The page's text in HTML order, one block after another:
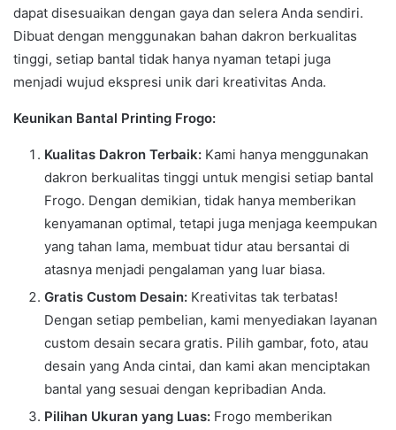
dapat disesuaikan dengan gaya dan selera Anda sendiri.
Dibuat dengan menggunakan bahan dakron berkualitas
tinggi, setiap bantal tidak hanya nyaman tetapi juga
menjadi wujud ekspresi unik dari kreativitas Anda.
Keunikan Bantal Printing Frogo:
Kualitas Dakron Terbaik: Kami hanya menggunakan
dakron berkualitas tinggi untuk mengisi setiap bantal
Frogo. Dengan demikian, tidak hanya memberikan
kenyamanan optimal, tetapi juga menjaga keempukan
yang tahan lama, membuat tidur atau bersantai di
atasnya menjadi pengalaman yang luar biasa.
Gratis Custom Desain: Kreativitas tak terbatas!
Dengan setiap pembelian, kami menyediakan layanan
custom desain secara gratis. Pilih gambar, foto, atau
desain yang Anda cintai, dan kami akan menciptakan
bantal yang sesuai dengan kepribadian Anda.
Pilihan Ukuran yang Luas: Frogo memberikan